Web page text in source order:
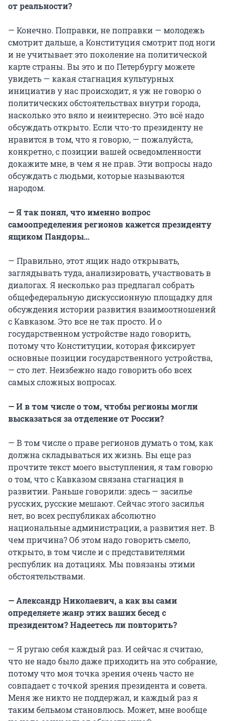
от реальности?
— Конечно. Поправки, не поправки — молодежь
смотрит дальше, а Конституция смотрит под ноги
и не учитывает это поколение на политической
карте страны. Вы это и по Петербургу можете
увидеть — какая стагнация культурных
инициатив у нас происходит, я уж не говорю о
политических обстоятельствах внутри города,
насколько это вяло и неинтересно. Это всё надо
обсуждать открыто. Если что-то президенту не
нравится в том, что я говорю, — пожалуйста,
конкретно, с позиции вашей осведомленности
докажите мне, в чем я не прав. Эти вопросы надо
обсуждать с людьми, которые называются
народом.
— Я так понял, что именно вопрос
самоопределения регионов кажется президенту
ящиком Пандоры…
— Правильно, этот ящик надо открывать,
заглядывать туда, анализировать, участвовать в
диалогах. Я несколько раз предлагал собрать
общефедеральную дискуссионную площадку для
обсуждения истории развития взаимоотношений
с Кавказом. Это все не так просто. И о
государственном устройстве надо говорить,
потому что Конституции, которая фиксирует
основные позиции государственного устройства,
— сто лет. Неизбежно надо говорить обо всех
самых сложных вопросах.
— И в том числе о том, чтобы регионы могли
высказаться за отделение от России?
— В том числе о праве регионов думать о том, как
должна складываться их жизнь. Вы еще раз
прочтите текст моего выступления, я там говорю
о том, что с Кавказом связана стагнация в
развитии. Раньше говорили: здесь — засилье
русских, русские мешают. Сейчас этого засилья
нет, во всех республиках абсолютно
национальные администрации, а развития нет. В
чем причина? Об этом надо говорить смело,
открыто, в том числе и с представителями
республик на дотациях. Мы повязаны этими
обстоятельствами.
— Александр Николаевич, а как вы сами
определяете жанр этих ваших бесед с
президентом? Надеетесь ли повторить?
— Я ругаю себя каждый раз. И сейчас я считаю,
что не надо было даже приходить на это собрание,
потому что моя точка зрения очень часто не
совпадает с точкой зрения президента и совета.
Меня же никто не поддержал, и каждый раз я
таким бельмом становлюсь. Может, мне вообще